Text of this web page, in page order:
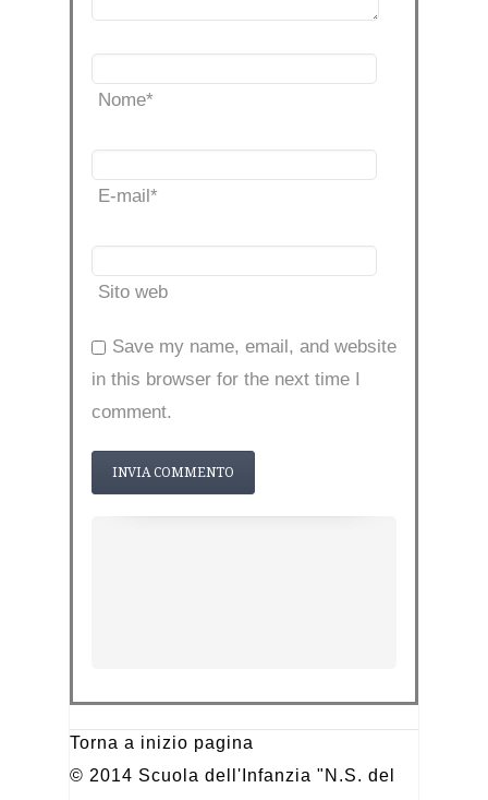
Nome*
E-mail*
Sito web
Save my name, email, and website
in this browser for the next time I
comment.
Torna a inizio pagina
© 2014 Scuola dell'Infanzia "N.S. del